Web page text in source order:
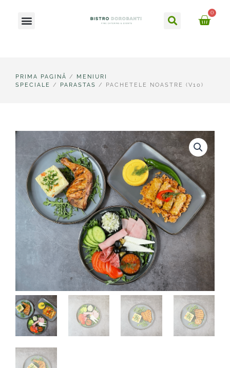
content
Meniu Caută
0
PRIMA PAGINĂ / MENIURI
SPECIALE / PARASTAS / PACHETELE NOASTRE (V10)